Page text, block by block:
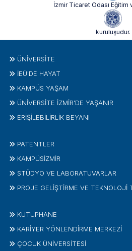
İzmir Ticaret Odası Eğitim
kuruluşudur.
ÜNIVERSITE
İEÜ'DE HAYAT
KAMPÜS YAŞAM
ÜNİVERSİTE İZMİR'DE YAŞANIR
ERİŞİLEBİLİRLİK BEYANI
PATENTLER
KAMPÜSİZMIR
STÜDYO VE LABORATUVARLAR
PROJE GELIŞTIRME VE TEKNOLOJI
KÜTÜPHANE
KARİYER YÖNLENDİRME MERKEZİ
ÇOCUK ÜNIVERSITESI